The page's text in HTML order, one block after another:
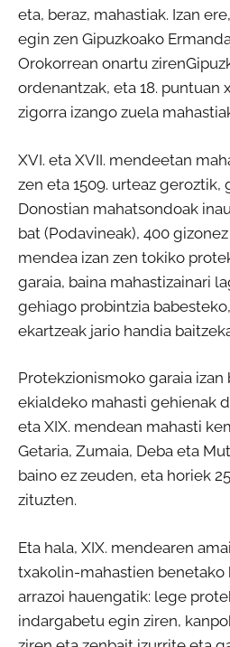
eta, beraz, mahastiak. Izan
egin zen Gipuzkoako
Orokorrean onartu
ordenantzak, eta 18. puntuan
zigorra izango zuela
XVI. eta XVII. mendeetan
zen eta 1509. urteaz geroztik,
Donostian mahatsondoak
bat (Podavineak), 400
mendea izan zen tokiko
garaia, baina mahastizainari
gehiago probintzia
ekartzeak jario handia
Protekzionismoko garaia izan
ekialdeko mahasti gehienak
eta XIX. mendean mahasti
Getaria, Zumaia, Deba eta
baino ez zeuden, eta horiek
zituzten.
Eta hala, XIX. mendearen
txakolin-mahastien benetako
arrazoi hauengatik: lege
indargabetu egin ziren,